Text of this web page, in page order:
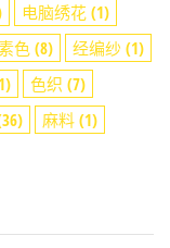
电脑绣花 (1)
色 (8) 经编纱 (1)
色织 (7)
麻料 (1)